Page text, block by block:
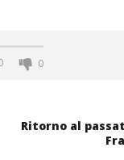
0
Ritorno al